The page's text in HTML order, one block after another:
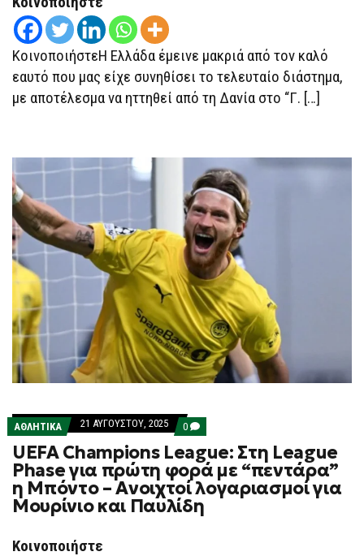
ΤΗ
ΣΥΝΈΧΕΙΑ
ΚοινοποιήστεΗ Ελλάδα έμεινε μακριά από τον καλό
εαυτό που μας είχε συνηθίσει το τελευταίο διάστημα,
με αποτέλεσμα να ηττηθεί από τη Δανία στο “Γ. […]
ΑΘΛΗΤΙΚΑ 21 ΑΥΓΟΎΣΤΟΥ, 2025 0 COMMENTS
ON
UEFA
CHAMPIONS
LEAGUE:
ΣΤΗ
LEAGUE
PHASE
UEFA Champions League: Στη League
Phase για πρώτη φορά με “πεντάρα”
η Μπόντο – Ανοιχτοί λογαριασμοί για
Μουρίνιο και Παυλίδη
Κοινοποιήστε